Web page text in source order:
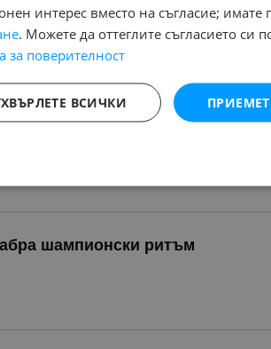
МОТОРИ КАРАВАНИ
СПРЕНИ ОТ ДВИЖЕНИЕ ИЛИ ТАКИВА ОТ КОИТО ВИ Е
шампионски ритъм
интерес вместо на съгласие; имате
. Можете да оттеглите съгласието си
за поверителност
ВСИЧКИ